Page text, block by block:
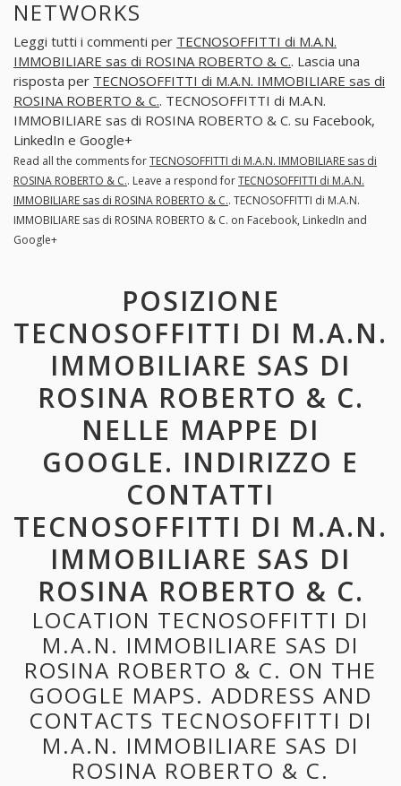
NETWORKS
Leggi tutti i commenti per TECNOSOFFITTI di M.A.N.
IMMOBILIARE sas di ROSINA ROBERTO & C.. Lascia una
risposta per TECNOSOFFITTI di M.A.N. IMMOBILIARE sas di
ROSINA ROBERTO & C.. TECNOSOFFITTI di M.A.N.
IMMOBILIARE sas di ROSINA ROBERTO & C. su Facebook,
LinkedIn e Google+
Read all the comments forTECNOSOFFITTI di M.A.N. IMMOBILIARE sas di
ROSINA ROBERTO & C.. Leave a respond forTECNOSOFFITTI di M.A.N.
IMMOBILIARE sas di ROSINA ROBERTO & C.. TECNOSOFFITTI di M.A.N.
IMMOBILIARE sas di ROSINA ROBERTO & C. on Facebook, LinkedIn and
Google+
POSIZIONE
TECNOSOFFITTI DI M.A.N.
IMMOBILIARE SAS DI
ROSINA ROBERTO & C.
NELLE MAPPE DI
GOOGLE. INDIRIZZO E
CONTATTI
TECNOSOFFITTI DI M.A.N.
IMMOBILIARE SAS DI
ROSINA ROBERTO & C.
LOCATION TECNOSOFFITTI DI
M.A.N. IMMOBILIARE SAS DI
ROSINA ROBERTO & C. ON THE
GOOGLE MAPS. ADDRESS AND
CONTACTS TECNOSOFFITTI DI
M.A.N. IMMOBILIARE SAS DI
ROSINA ROBERTO & C.